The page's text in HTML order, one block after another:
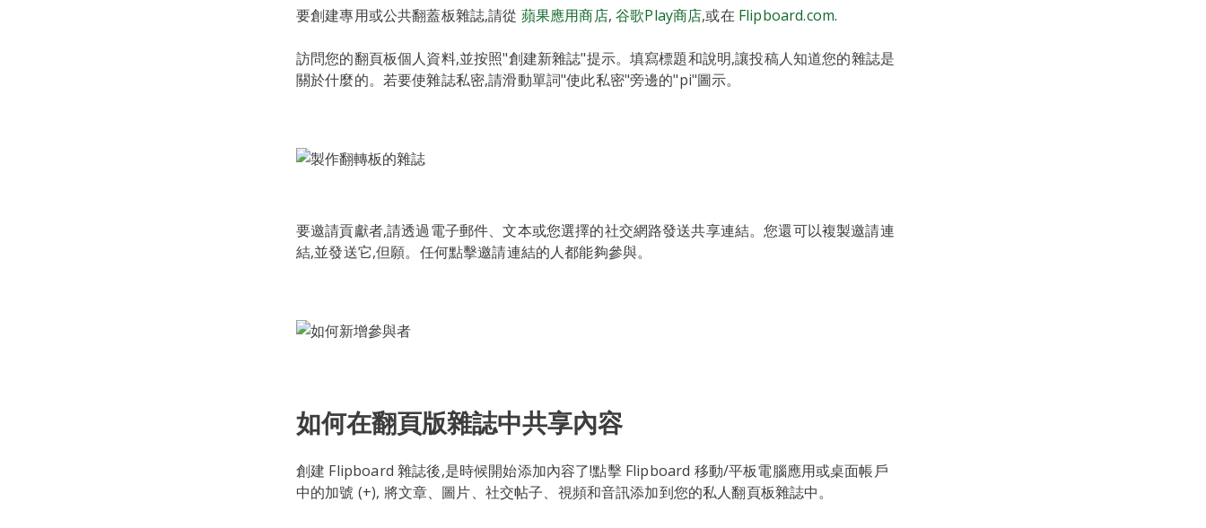
要創建專用或公共翻蓋板雜誌,請從 蘋果應用商店,谷歌Play商店,或在 Flipboard.com.
訪問您的翻頁板個人資料,並按照"創建新雜誌"提示。填寫標題和說明,讓投稿人知道您的雜誌是
關於什麼的。若要使雜誌私密,請滑動單詞"使此私密"旁邊的"pi"圖示。
要邀請貢獻者,請透過電子郵件、文本或您選擇的社交網路發送共享連結。您還可以複製邀請連
結,並發送它,但願。任何點擊邀請連結的人都能夠參與。
如何在翻頁版雜誌中共享內容
創建 Flipboard 雜誌後,是時候開始添加內容了!點擊 Flipboard 移動/平板電腦應用或桌面帳戶
中的加號 (+), 將文章、圖片、社交帖子、視頻和音訊添加到您的私人翻頁板雜誌中。